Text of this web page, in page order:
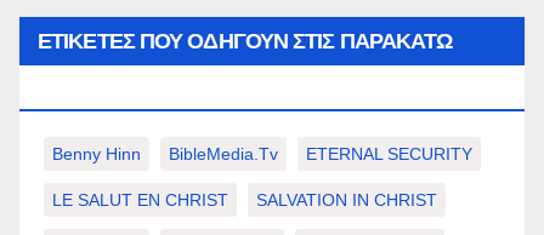
ΕΤΙΚΈΤΕΣ ΠΟΥ ΟΔΗΓΟΎΝ ΣΤΙΣ ΠΑΡΑΚΆΤΩ
Benny Hinn BibleMedia.tv ETERNAL SECURITY
LE SALUT EN CHRIST SALVATION IN CHRIST